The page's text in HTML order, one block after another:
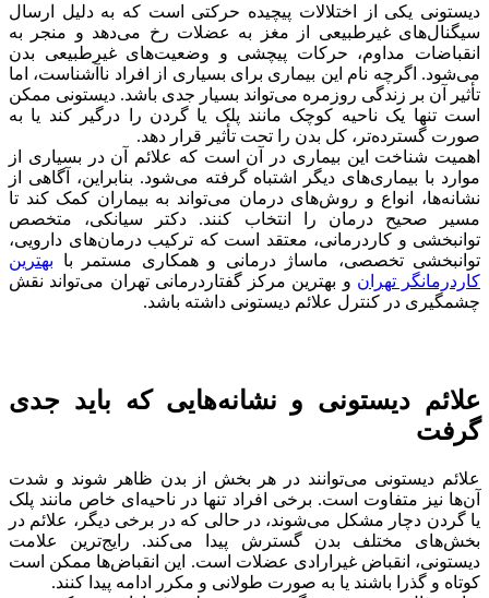
دیستونی یکی از اختلالات پیچیده حرکتی است که به دلیل ارسال
سیگنال‌های غیرطبیعی از مغز به عضلات رخ می‌دهد و منجر به
انقباضات مداوم، حرکات پیچشی و وضعیت‌های غیرطبیعی بدن
می‌شود. اگرچه نام این بیماری برای بسیاری از افراد ناآشناست، اما
تأثیر آن بر زندگی روزمره می‌تواند بسیار جدی باشد. دیستونی ممکن
است تنها یک ناحیه کوچک مانند پلک یا گردن را درگیر کند یا به
صورت گسترده‌تر، کل بدن را تحت تأثیر قرار دهد.
اهمیت شناخت این بیماری در آن است که علائم آن در بسیاری از
موارد با بیماری‌های دیگر اشتباه گرفته می‌شود. بنابراین، آگاهی از
نشانه‌ها، انواع و روش‌های درمان می‌تواند به بیماران کمک کند تا
مسیر صحیح درمان را انتخاب کنند. دکتر سیانکی، متخصص
توانبخشی و کاردرمانی، معتقد است که ترکیب درمان‌های دارویی،
توانبخشی تخصصی، ماساژ درمانی و همکاری مستمر با بهترین
کاردرمانگر تهران و بهترین مرکز گفتاردرمانی تهران می‌تواند نقش
چشمگیری در کنترل علائم دیستونی داشته باشد.
علائم دیستونی و نشانه‌هایی که باید جدی
گرفت
علائم دیستونی می‌توانند در هر بخش از بدن ظاهر شوند و شدت
آن‌ها نیز متفاوت است. برخی افراد تنها در ناحیه‌ای خاص مانند پلک
یا گردن دچار مشکل می‌شوند، در حالی که در برخی دیگر، علائم در
بخش‌های مختلف بدن گسترش پیدا می‌کند. رایج‌ترین علامت
دیستونی، انقباض غیرارادی عضلات است. این انقباض‌ها ممکن است
کوتاه و گذرا باشند یا به صورت طولانی و مکرر ادامه پیدا کنند.